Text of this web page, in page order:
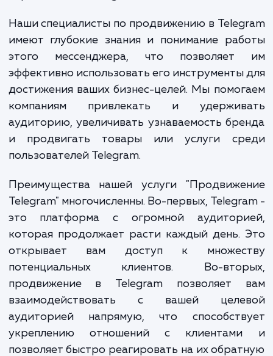
увеличить свою аудиторию в Telegram?
на помощь приходит наша
"Продвижение Telegram".
Наши специалисты по продвижению в
имеют глубокие знания и понимание
эффективно использовать его инструменты
компаниям привлекать и
аудиторию, увеличивать узнаваемость
и продвигать товары или услуги
пользователей Telegram.
Преимущества нашей услуги
Telegram" многочисленны. Во-первых,
это платформа с огромной
которая продолжает расти каждый день.
открывает вам доступ к